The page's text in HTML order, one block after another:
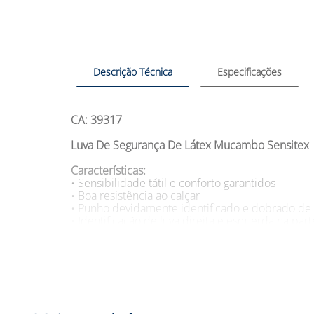
Descrição Técnica Especificações
CA: 39317
Luva De Segurança De Látex Mucambo Sensitex
Características:
• Sensibilidade tátil e conforto garantidos
• Boa resistência ao calçar
• Punho devidamente identificado e dobrado
• Testada e aprovada pela Norma ABNT NBR
• Este EPI possui certificação compulsória
• Evitar o contato com substâncias